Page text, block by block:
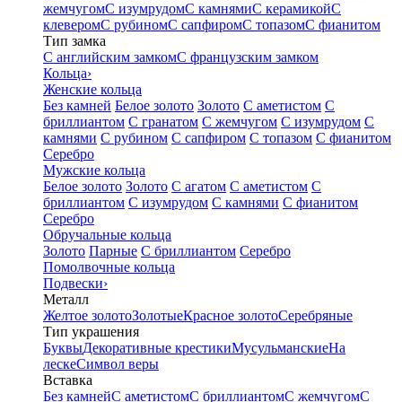
жемчугомС изумрудомС камнямиС керамикойС
клеверомС рубиномС сапфиромС топазомС фианитом
Тип замка
С английским замкомС французским замком
Кольца›
Женские кольца
Без камней Белое золото Золото С аметистом С
бриллиантом С гранатом С жемчугом С изумрудом С
камнями С рубином С сапфиром С топазом С фианитом
Серебро
Мужские кольца
Белое золото Золото С агатом С аметистом С
бриллиантом С изумрудом С камнями С фианитом
Серебро
Обручальные кольца
Золото Парные С бриллиантом Серебро
Помолвочные кольца
Подвески›
Металл
Желтое золотоЗолотыеКрасное золотоСеребряные
Тип украшения
БуквыДекоративные крестикиМусульманскиеНа
лескеСимвол веры
Вставка
Без камнейС аметистомС бриллиантомС жемчугомС